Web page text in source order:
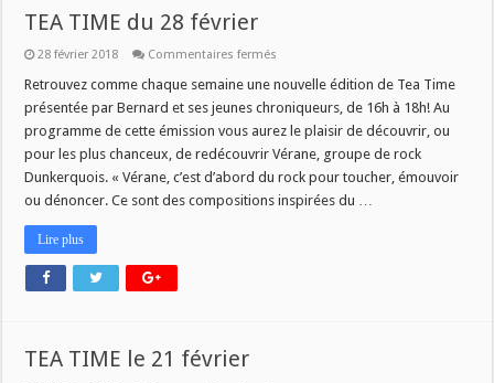
TEA TIME du 28 février
28 février 2018 Commentaires fermés
TIME
28
février
Retrouvez comme chaque semaine une nouvelle édition de Tea Time
présentée par Bernard et ses jeunes chroniqueurs, de 16h à 18h! Au
programme de cette émission vous aurez le plaisir de découvrir, ou
pour les plus chanceux, de redécouvrir Vérane, groupe de rock
Dunkerquois. « Vérane, c’est d’abord du rock pour toucher, émouvoir
ou dénoncer. Ce sont des compositions inspirées du …
Lire plus
TEA TIME le 21 février